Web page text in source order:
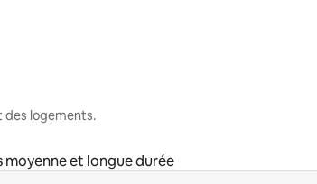
des logements.
moyenne et longue durée